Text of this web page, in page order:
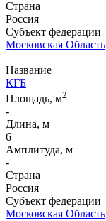
Страна
Россия
Субъект федерации
Московская Область
Название
КГБ
Площадь, м2
-
Длина, м
6
Амплитуда, м
-
Страна
Россия
Субъект федерации
Московская Область